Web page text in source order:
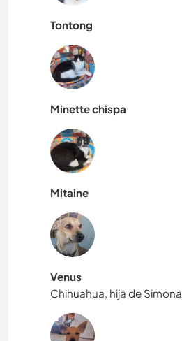
Tontong
Minette chispa
Mitaine
Venus
Chihuahua, hija de Simona